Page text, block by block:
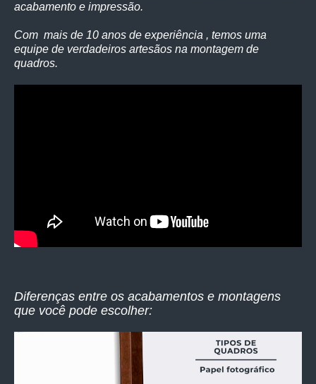
acabamento e impressão.
Com mais de 10 anos de experiência , temos uma
equipe de verdadeiros artesãos na montagem de
quadros.
Diferenças entre os acabamentos e montagens
que você pode escolher: